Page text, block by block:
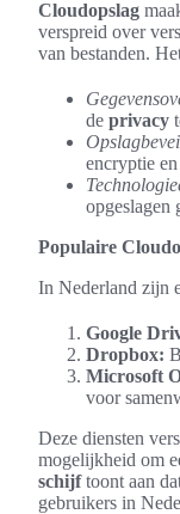
Cloudopslag
verspreid over
van bestanden.
de privacy
encryptie
opgeslagen
Populaire
In Nederland zijn
Google
Dropbox:
Microsoft
voor
Deze diensten
mogelijkheid om
schijftoont aan
gebruikers in